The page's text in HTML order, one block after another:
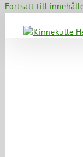
Fortsätt till